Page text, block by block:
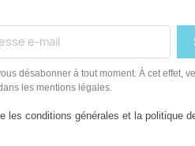
désabonner à tout moment. À cet effet,
les mentions légales.
les conditions générales et la politique